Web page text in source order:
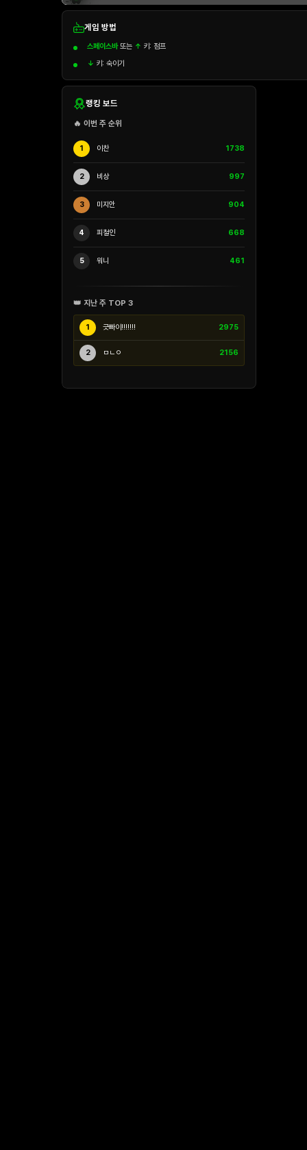
게임 방법
스페이스바또는 ↑ 키: 점프
↓ 키: 숙이기
랭킹 보드
🔥 이번 주 순위
1 이찬 1738
2 비상 997
3 미지안 904
4 피철인 668
5 워니 461
👑 지난 주 TOP 3
1 긋빠이!!!!!!! 2975
2 ㅁㄴㅇ 2156